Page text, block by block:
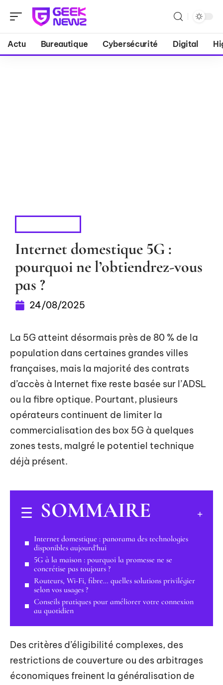
Actu Bureautique Cybersécurité Digital
Internet domestique 5G :
pourquoi ne l’obtiendrez-vous
pas ?
24/08/2025
La 5G atteint désormais près de 80 % de la
population dans certaines grandes villes
françaises, mais la majorité des contrats
d’accès à Internet fixe reste basée sur l’ADSL
ou la fibre optique. Pourtant, plusieurs
opérateurs continuent de limiter la
commercialisation des box 5G à quelques
zones tests, malgré le potentiel technique
déjà présent.
SOMMAIRE
Internet domestique : panorama des technologies
disponibles aujourd’hui
5G à la maison : pourquoi la promesse ne se
concrétise pas toujours ?
Routeurs, Wi-Fi, fibre… quelles solutions privilégier
selon vos usages ?
Conseils pratiques pour améliorer votre connexion
au quotidien
Des critères d’éligibilité complexes, des
restrictions de couverture ou des arbitrages
économiques freinent la généralisation de